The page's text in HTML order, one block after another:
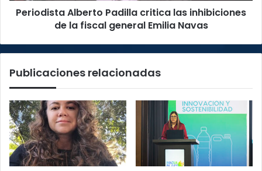
general
Periodista Alberto Padilla critica las inhibiciones
de la fiscal general Emilia Navas
Publicaciones relacionadas